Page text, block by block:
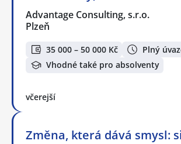
Advantage Consulting, s.r.o.
Plzeň
35 000 – 50 000 Kč
Plný
Vhodné také pro absolventy
včerejší
Změna, která dává smysl: